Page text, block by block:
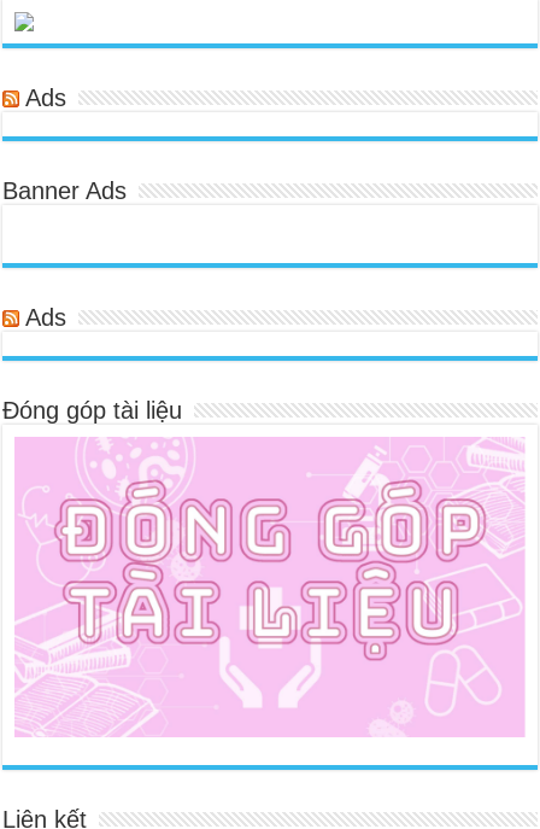
Ads
Banner Ads
Ads
Đóng góp tài liệu
Liên kết